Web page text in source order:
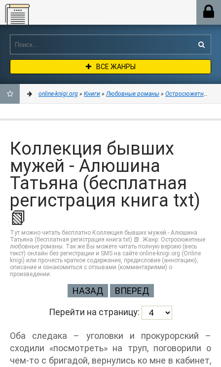
Online-knigi.org
ВСЕ ЖАНРЫ
ЗАКЛАДКИ
online-knigi.org » Книги »Любовные романы » Остросюжетные
Коллекция бывших
мужей - Алюшина
Татьяна (бесплатная
регистрация книга txt)
📗
Тут можно читать бесплатно Коллекция бывших мужей - Алюшина
Татьяна (бесплатная регистрация книга txt) 📗. Жанр: Остросюжетные
любовные романы. Так же Вы можете читать полную версию (весь
текст) онлайн без регистрации и SMS на сайте online-knigi.org (Online
knigi) или прочесть краткое содержание, предисловие (аннотацию),
описание и ознакомиться с отзывами (комментариями) о
произведении.
НАЗАД ВПЕРЕД
Перейти на страницу:
Оба следака – уголовки и прокурорский –
сходили «посмотреть» на труп, поговорили о
чем-то с бригадой, вернулись ко мне в кабинет,